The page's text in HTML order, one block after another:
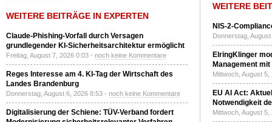
WEITERE BEITRÄGE IN EXPERTEN
Claude-Phishing-Vorfall durch Versagen
grundlegender KI-Sicherheitsarchitektur ermöglicht
Freitag, August 7, 2026 0:03 - noch keine Kommentare
Reges Interesse am 4. KI-Tag der Wirtschaft des
Landes Brandenburg
Donnerstag, August 6, 2026 8:53 - noch keine Kommentare
Digitalisierung der Schiene: TÜV-Verband fordert
WEITERE
NIS-2-
Donnerstag,
ElringKlinger
Management
Mittwoch, August
EU AI Act:
Notwendigkeit
Mittwoch, August